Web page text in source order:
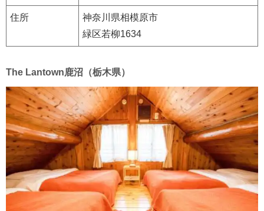
住所
神奈川県相模原市
緑区若柳1634
The Lantown鹿沼（栃木県）